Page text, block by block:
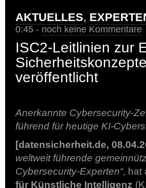
AKTUELLES,
0:45 - noch keine Kommentare
ISC2-Leitlinien zur
veröffentlicht
Anerkannte Cybersecurity-
führend für heutige KI-
[datensicherheit.de,
weltweit führende
Cybersecurity-Experten“, hat
für Künstliche Intelligenz